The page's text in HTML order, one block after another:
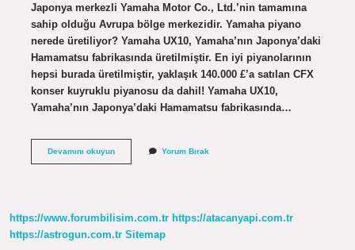
Japonya merkezli Yamaha Motor Co., Ltd.’nin tamamına
sahip olduğu Avrupa bölge merkezidir. Yamaha piyano
nerede üretiliyor? Yamaha UX10, Yamaha’nın Japonya’daki
Hamamatsu fabrikasında üretilmiştir. En iyi piyanolarının
hepsi burada üretilmiştir, yaklaşık 140.000 £’a satılan CFX
konser kuyruklu piyanosu da dahil! Yamaha UX10,
Yamaha’nın Japonya’daki Hamamatsu fabrikasında…
Devamını okuyunYamaha
Yorum Bırak
https://www.forumbilisim.com.tr https://atacanyapi.com.tr
https://astrogun.com.tr Sitemap